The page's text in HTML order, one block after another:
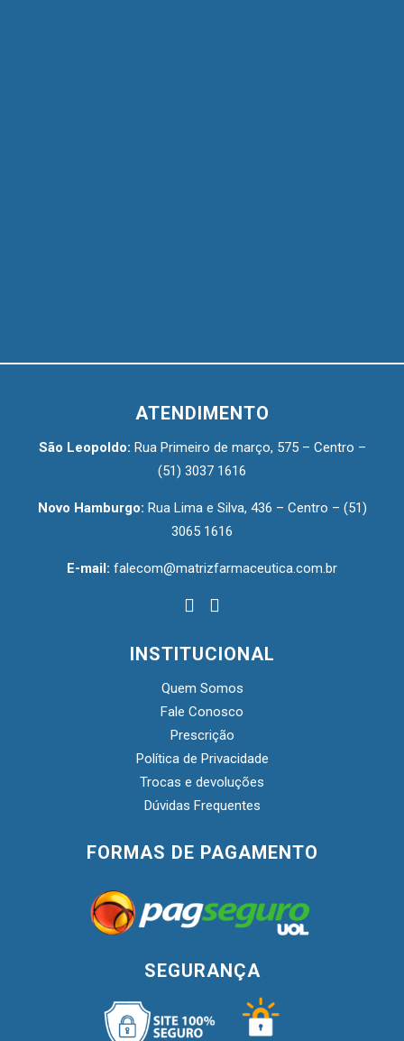
ATENDIMENTO
São Leopoldo: Rua Primeiro de março, 575 – Centro –
(51) 3037 1616
Novo Hamburgo: Rua Lima e Silva, 436 – Centro – (51)
3065 1616
E-mail: falecom@matrizfarmaceutica.com.br
INSTITUCIONAL
Quem Somos
Fale Conosco
Prescrição
Política de Privacidade
Trocas e devoluções
Dúvidas Frequentes
FORMAS DE PAGAMENTO
SEGURANÇA